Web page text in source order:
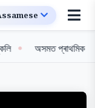
অসমত প্ৰাথমিক